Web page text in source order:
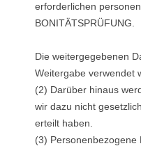
erforderlichen
BONITÄTSPRÜFUNG.
Die weitergegebenen
Weitergabe verwendet
(2) Darüber hinaus
wir dazu nicht
erteilt haben.
(3) Personenbezogene